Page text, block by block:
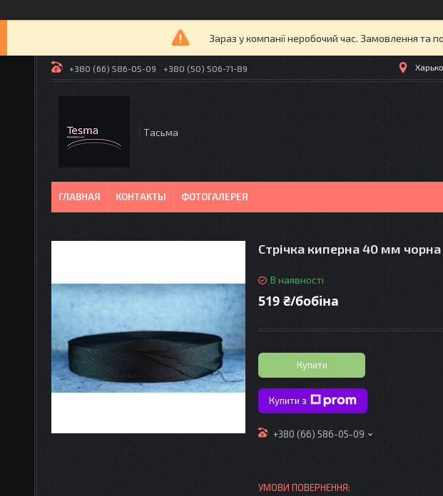
Зараз у компанії неробочий час. Замовлення та
+380 (66) 586-05-09 +380 (50) 506-71-89
Tасьма
ГЛАВНАЯ КОНТАКТЫ ФОТОГАЛЕРЕЯ
Стрічка киперна 40 мм
В наявності
519 ₴/бобіна
Купити
Купити з
+380 (66) 586-05-09